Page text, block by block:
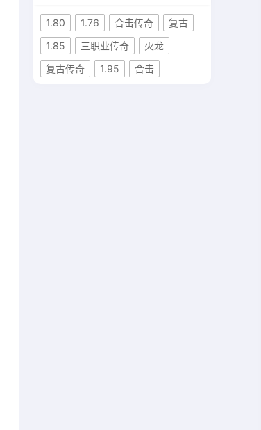
1.80 1.76 合击传奇
复古
1.85
三职业传奇
火龙
复古传奇
1.95 合击